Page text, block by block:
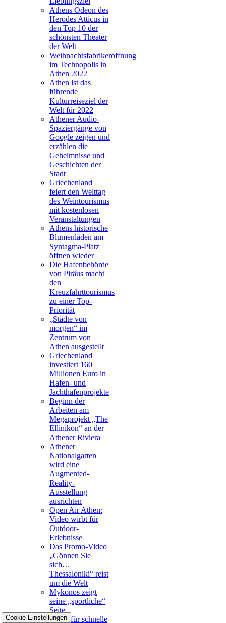
Athens Odeon des
Herodes Atticus in
den Top 10 der
schönsten Theater
der Welt
Weihnachtsfabrikeröffnung
im Technopolis in
Athen 2022
Athen ist das
führende
Kulturreiseziel der
Welt für 2022
Athener Audio-
Spaziergänge von
Google zeigen und
erzählen die
Geheimnisse und
Geschichten der
Stadt
Griechenland
feiert den Welttag
des Weintourismus
mit kostenlosen
Veranstaltungen
Athens historische
Blumenläden am
Syntagma-Platz
öffnen wieder
Die Hafenbehörde
von Piräus macht
den
Kreuzfahrttourismus
zu einer Top-
Priorität
„Städte von
morgen“ im
Zentrum von
Athen ausgestellt
Griechenland
investiert 160
Millionen Euro in
Hafen- und
Jachthafenprojekte
Beginn der
Arbeiten am
Megaprojekt „The
Ellinikon“ an der
Athener Riviera
Athener
Nationalgarten
wird eine
Augmented-
Reality-
Ausstellung
ausrichten
Open Air Athen:
Video wirbt für
Outdoor-
Erlebnisse
Das Promo-Video
„Gönnen Sie
sich…
Thessaloniki“ reist
um die Welt
Mykonos zeigt
seine „sportliche“
Seite
Metro für schnelle
Cookie-Einstellungen